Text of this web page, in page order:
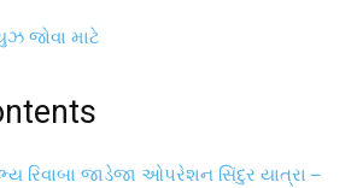
જોવા માટે
રિવાબા જાડેજા ઓપરેશન સિંદુર યાત્રા –